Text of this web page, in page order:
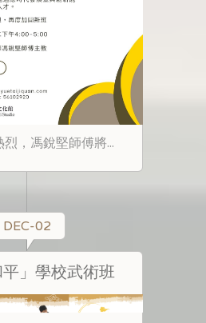
，馮銳堅師傅將...
DEC-02
平」學校武術班